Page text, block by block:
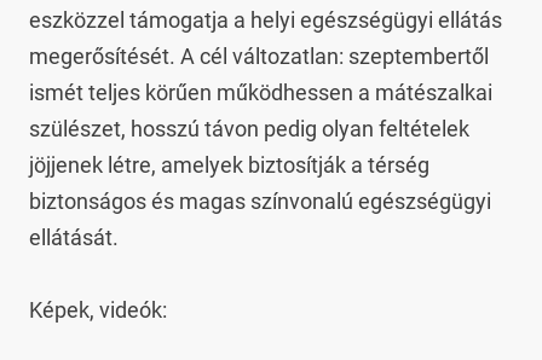
eszközzel támogatja a helyi egészségügyi ellátás
megerősítését. A cél változatlan: szeptembertől
ismét teljes körűen működhessen a mátészalkai
szülészet, hosszú távon pedig olyan feltételek
jöjjenek létre, amelyek biztosítják a térség
biztonságos és magas színvonalú egészségügyi
ellátását.
Képek, videók: